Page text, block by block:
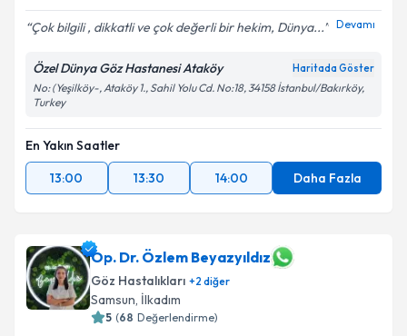
Çok bilgili , dikkatli ve çok değerli bir hekim, Dünya... Devamı
Özel Dünya Göz Hastanesi Ataköy Haritada Göster
No: (Yeşilköy-, Ataköy 1., Sahil Yolu Cd. No:18, 34158 İstanbul/Bakırköy,
Turkey
En Yakın Saatler
13:00
13:30 14:00 Daha Fazla
Op. Dr. Özlem Beyazyıldız
Göz Hastalıkları +2 diğer
Samsun, İlkadım
5 (68 Değerlendirme)